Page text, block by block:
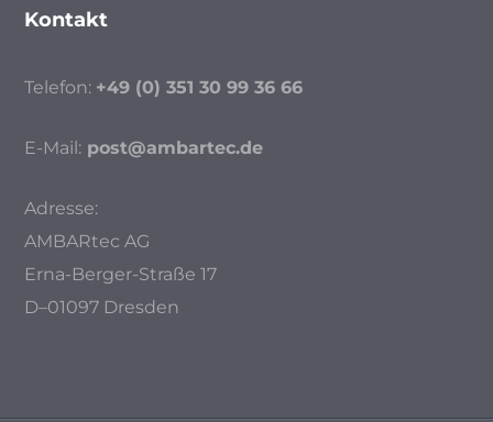
Kontakt
Telefon: +49 (0) 351 30 99 36 66
E-Mail: post@ambartec.de
Adresse:
AMBARtec AG
Erna-Berger-Straße 17
D–01097 Dresden